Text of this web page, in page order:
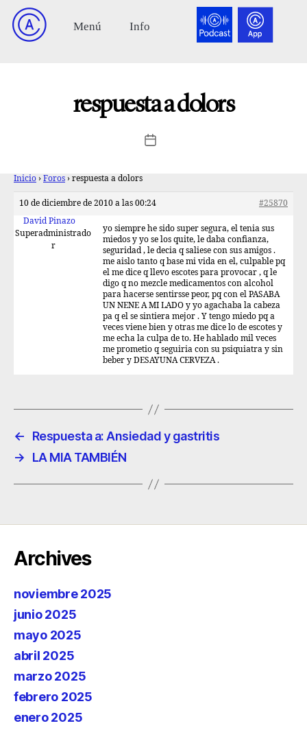
respuesta a dolors
Inicio › Foros › respuesta a dolors
10 de diciembre de 2010 a las 00:24
#25870
David Pinazo
Superadministrado
r
yo siempre he sido super segura, el tenia sus
miedos y yo se los quite, le daba confianza,
seguridad , le decia q saliese con sus amigos .
me aislo tanto q base mi vida en el, culpable pq
el me dice q llevo escotes para provocar , q le
digo q no mezcle medicamentos con alcohol
para hacerse sentirsse peor, pq con el PASABA
UN NENE A MI LADO y yo agachaba la cabeza
pa q el se sintiera mejor . Y tengo miedo pq a
veces viene bien y otras me dice lo de escotes y
me echa la culpa de to. He hablado mil veces
me prometio q seguiria con su psiquiatra y sin
beber y DESAYUNA CERVEZA .
←
Respuesta a: Ansiedad y gastritis
→
LA MIA TAMBIÉN
Archives
noviembre 2025
junio 2025
mayo 2025
abril 2025
marzo 2025
febrero 2025
enero 2025